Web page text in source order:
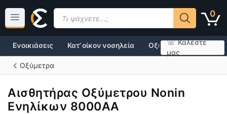
περιεχόμενο
0
Products
search
☏ Καλέστε
μας
Κατ’ οίκον νοσηλεία Οξυγονοθεραπεία
Ενοικιάσεις
Οξύμετρα
Αισθητήρας Οξύμετρου Nonin
Ενηλίκων 8000ΑΑ